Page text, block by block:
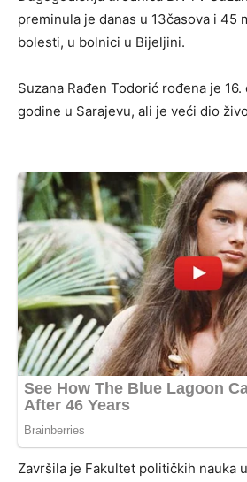
preminula je danas u 13časova i 45
bolesti, u bolnici u Bijeljini.
Suzana Rađen Todorić rođena je 16.
godine u Sarajevu, ali je veći dio
Završila je Fakultet političkih nauka